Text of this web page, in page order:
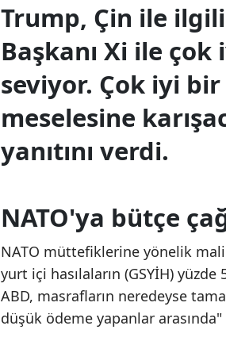
Trump, Çin ile
Başkanı Xi ile
seviyor. Çok iyi
meselesine
yanıtını verdi.
NATO'ya bütçe
NATO müttefiklerine yönelik mali
yurt içi hasılaların (GSYİH)
ABD, masrafların neredeyse
düşük ödeme yapanlar